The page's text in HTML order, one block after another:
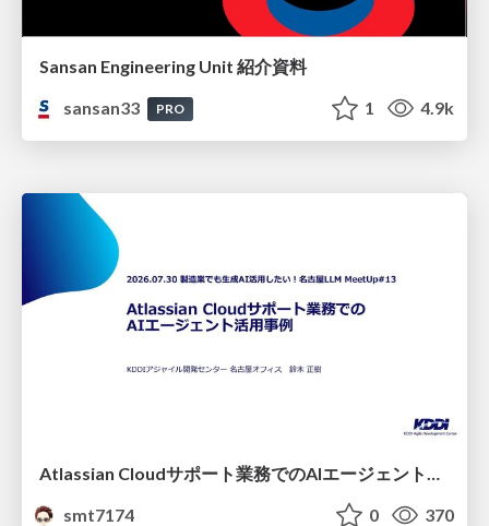
Sansan Engineering Unit 紹介資料
sansan33
PRO 1 4.9k
smt7174
0 370